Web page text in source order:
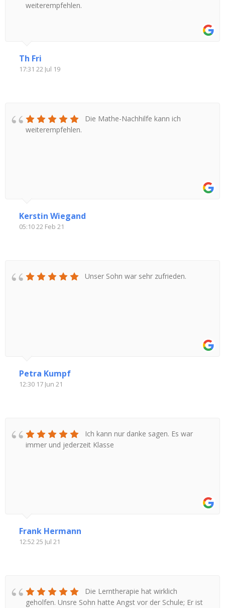
weiterempfehlen.
Th Fri
17:31 22 Jul 19
Die Mathe-Nachhilfe kann ich
weiterempfehlen.
Kerstin Wiegand
05:10 22 Feb 21
Unser Sohn war sehr zufrieden.
Petra Kumpf
12:30 17 Jun 21
Ich kann nur danke sagen. Es war
immer und jederzeit Klasse
Frank Hermann
12:52 25 Jul 21
Die Lerntherapie hat wirklich
geholfen. Unsre Sohn hatte Angst vor der Schule; Er ist